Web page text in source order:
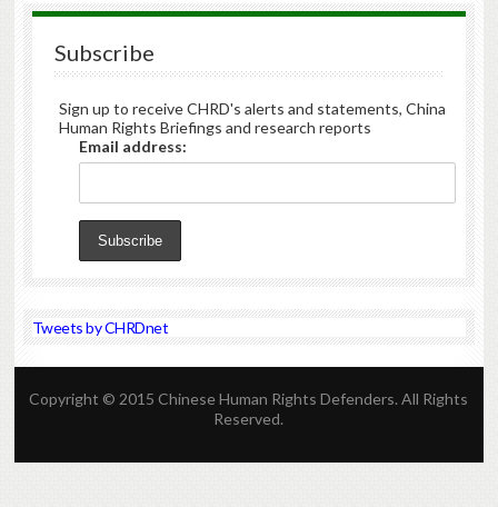
Subscribe
Sign up to receive CHRD's alerts and statements, China
Human Rights Briefings and research reports
Email address:
Tweets by CHRDnet
Copyright © 2015 Chinese Human Rights Defenders. All Rights
Reserved.